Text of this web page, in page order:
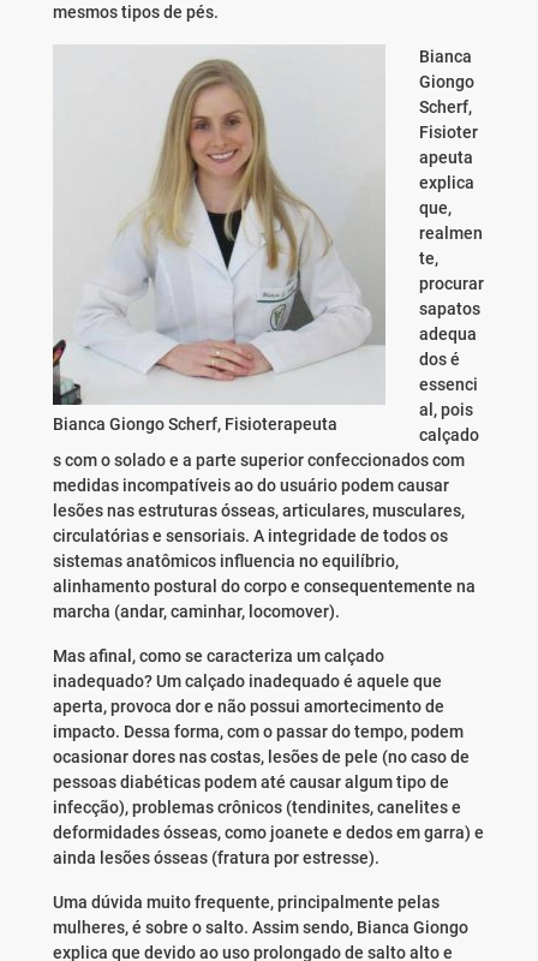
mesmos tipos de pés.
Bianca Giongo Scherf, Fisioterapeuta
Bianca
Giongo
Scherf,
Fisioter
apeuta
explica
que,
realmen
te,
procurar
sapatos
adequa
dos é
essenci
al, pois
calçado
s com o solado e a parte superior confeccionados com
medidas incompatíveis ao do usuário podem causar
lesões nas estruturas ósseas, articulares, musculares,
circulatórias e sensoriais. A integridade de todos os
sistemas anatômicos influencia no equilíbrio,
alinhamento postural do corpo e consequentemente na
marcha (andar, caminhar, locomover).
Mas afinal, como se caracteriza um calçado
inadequado? Um calçado inadequado é aquele que
aperta, provoca dor e não possui amortecimento de
impacto. Dessa forma, com o passar do tempo, podem
ocasionar dores nas costas, lesões de pele (no caso de
pessoas diabéticas podem até causar algum tipo de
infecção), problemas crônicos (tendinites, canelites e
deformidades ósseas, como joanete e dedos em garra) e
ainda lesões ósseas (fratura por estresse).
Uma dúvida muito frequente, principalmente pelas
mulheres, é sobre o salto. Assim sendo, Bianca Giongo
explica que devido ao uso prolongado de salto alto e